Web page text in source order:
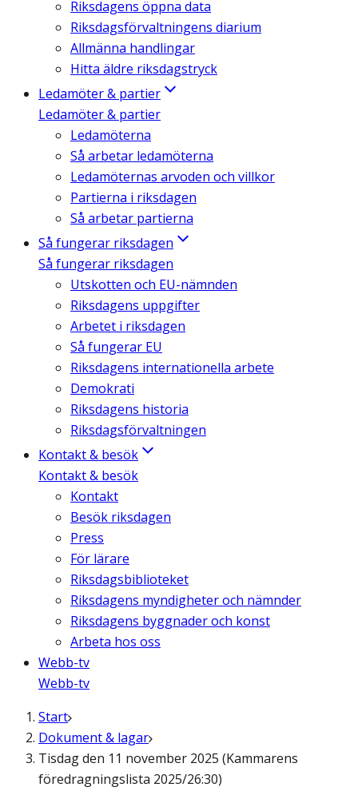
Riksdagens öppna data
Riksdagsförvaltningens diarium
Allmänna handlingar
Hitta äldre riksdagstryck
Ledamöter & partier
Ledamöter & partier
Ledamöterna
Så arbetar ledamöterna
Ledamöternas arvoden och villkor
Partierna i riksdagen
Så arbetar partierna
Så fungerar riksdagen
Så fungerar riksdagen
Utskotten och EU-nämnden
Riksdagens uppgifter
Arbetet i riksdagen
Så fungerar EU
Riksdagens internationella arbete
Demokrati
Riksdagens historia
Riksdagsförvaltningen
Kontakt & besök
Kontakt & besök
Kontakt
Besök riksdagen
Press
För lärare
Riksdagsbiblioteket
Riksdagens myndigheter och nämnder
Riksdagens byggnader och konst
Arbeta hos oss
Webb-tv
Webb-tv
Start
Dokument & lagar
Tisdag den 11 november 2025 (Kammarens
föredragningslista 2025/26:30)